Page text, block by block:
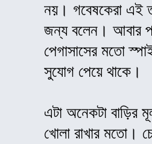
নয়। গবেষকেরা এই
জন্য বলেন। আবার
পেগাসাসের মতো
সুযোগ পেয়ে থাকে।
এটা অনেকটা বাড়ির
খোলা রাখার মতো।